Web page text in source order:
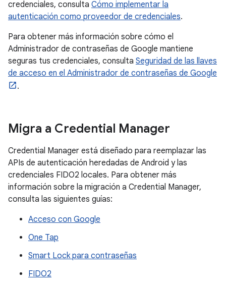
credenciales, consulta Cómo implementar la
autenticación como proveedor de credenciales.
Para obtener más información sobre cómo el
Administrador de contraseñas de Google mantiene
seguras tus credenciales, consulta Seguridad de las llaves
de acceso en el Administrador de contraseñas de Google
.
Migra a Credential Manager
Credential Manager está diseñado para reemplazar las
APIs de autenticación heredadas de Android y las
credenciales FIDO2 locales. Para obtener más
información sobre la migración a Credential Manager,
consulta las siguientes guías:
Acceso con Google
One Tap
Smart Lock para contraseñas
FIDO2